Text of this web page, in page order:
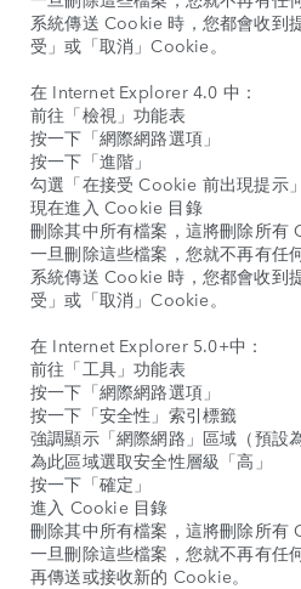
系統傳送 Cookie 時，您都會收到
受」或「取消」Cookie。
在 Internet Explorer 4.0 中：
前往「檢視」功能表
按一下「網際網路選項」
按一下「進階」
勾選「在接受 Cookie 前出現提示
現在進入 Cookie 目錄
刪除其中所有檔案，這將刪除所有
一旦刪除這些檔案，您就不再有任
系統傳送 Cookie 時，您都會收到
受」或「取消」Cookie。
在 Internet Explorer 5.0+中：
前往「工具」功能表
按一下「網際網路選項」
按一下「安全性」索引標籤
強調顯示「網際網路」區域（預設
為此區域選取安全性層級「高」
按一下「確定」
進入 Cookie 目錄
刪除其中所有檔案，這將刪除所有
一旦刪除這些檔案，您就不再有任
再傳送或接收新的 Cookie。